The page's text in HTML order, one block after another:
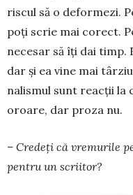
riscul să o de­formezi.
poți scrie mai co­rect.
necesar să îți dai timp.
dar și ea vine mai
nalismul sunt reacții la
oroare, dar proza nu.
– Credeți că vremurile
pentru un scriitor?